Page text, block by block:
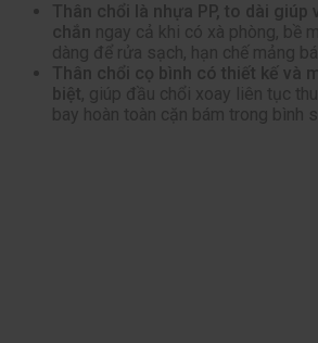
Thân chổi là nhựa PP, to dài giúp
chắn
ngay cả khi có xà phòng, bề
dàng để rửa sạch, hạn chế mảng
Thân chổi cọ bình có thiết kế và
biệt
, giúp đầu chổi xoay liên tục
bay hoàn toàn cặn bám trong bình